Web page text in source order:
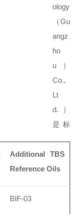
Additional TBS
Reference Oils
BIF-03
ology
（Gu
angz
ho
u）
Co.,
Lt
d.）
是标